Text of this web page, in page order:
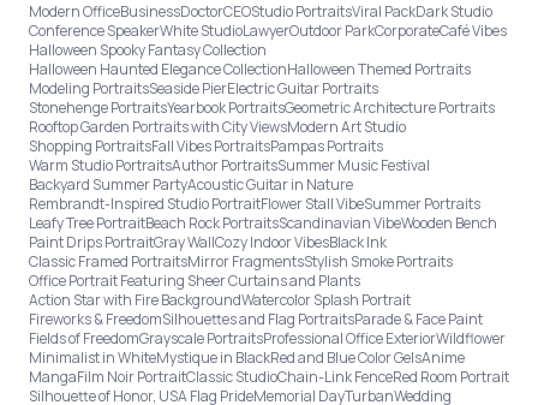
Modern OfficeBusinessDoctorCEOStudio PortraitsViral PackDark Studio
Conference SpeakerWhite StudioLawyerOutdoor ParkCorporateCafé Vibes
Halloween Spooky Fantasy Collection
Halloween Haunted Elegance CollectionHalloween Themed Portraits
Modeling PortraitsSeaside PierElectric Guitar Portraits
Stonehenge PortraitsYearbook PortraitsGeometric Architecture Portraits
Rooftop Garden Portraits with City ViewsModern Art Studio
Shopping PortraitsFall Vibes PortraitsPampas Portraits
Warm Studio PortraitsAuthor PortraitsSummer Music Festival
Backyard Summer PartyAcoustic Guitar in Nature
Rembrandt-Inspired Studio PortraitFlower Stall VibeSummer Portraits
Leafy Tree PortraitBeach Rock PortraitsScandinavian VibeWooden Bench
Paint Drips PortraitGray WallCozy Indoor VibesBlack Ink
Classic Framed PortraitsMirror FragmentsStylish Smoke Portraits
Office Portrait Featuring Sheer Curtains and Plants
Action Star with Fire BackgroundWatercolor Splash Portrait
Fireworks & FreedomSilhouettes and Flag PortraitsParade & Face Paint
Fields of FreedomGrayscale PortraitsProfessional Office ExteriorWildflower
Minimalist in WhiteMystique in BlackRed and Blue Color GelsAnime
MangaFilm Noir PortraitClassic StudioChain-Link FenceRed Room Portrait
Silhouette of Honor, USA Flag PrideMemorial DayTurbanWedding